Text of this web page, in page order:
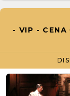
- VIP - CENA